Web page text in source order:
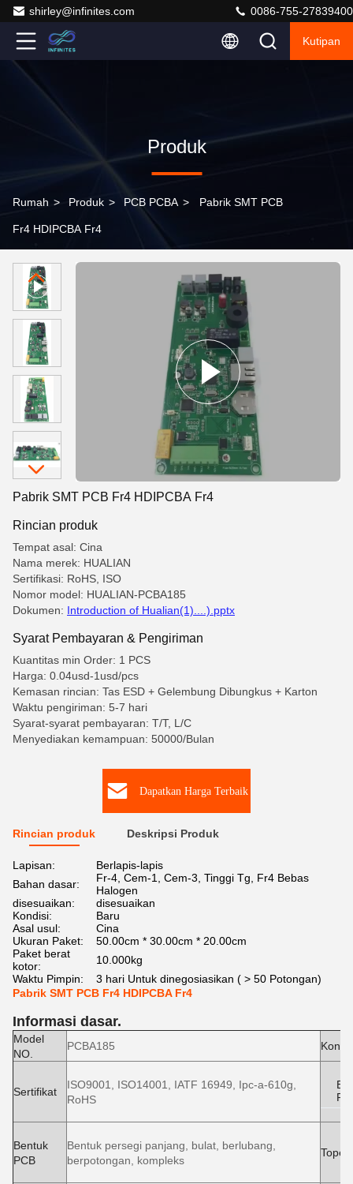
shirley@infinites.com 0086-755-27839400
Kutipan
Produk
Rumah > Produk > PCB PCBA > Pabrik SMT PCB
Fr4 HDIPCBA Fr4
Pabrik SMT PCB Fr4 HDIPCBA Fr4
Rincian produk
Tempat asal: Cina
Nama merek: HUALIAN
Sertifikasi: RoHS, ISO
Nomor model: HUALIAN-PCBA185
Dokumen: Introduction of Hualian(1)....).pptx
Syarat Pembayaran & Pengiriman
Kuantitas min Order: 1 PCS
Harga: 0.04usd-1usd/pcs
Kemasan rincian: Tas ESD + Gelembung Dibungkus + Karton
Waktu pengiriman: 5-7 hari
Syarat-syarat pembayaran: T/T, L/C
Menyediakan kemampuan: 50000/Bulan
Dapatkan Harga Terbaik
Rincian produk Deskripsi Produk
Lapisan:
Berlapis-lapis
Bahan dasar:
Fr-4, Cem-1, Cem-3, Tinggi Tg, Fr4 Bebas
Halogen
disesuaikan:
disesuaikan
Kondisi:
Baru
Asal usul:
Cina
Ukuran Paket:
50.00cm * 30.00cm * 20.00cm
Paket berat
kotor:
10.000kg
Waktu Pimpin:
3 hari Untuk dinegosiasikan ( > 50 Potongan)
Pabrik SMT PCB Fr4 HDIPCBA Fr4
Informasi dasar.
Model
NO.
PCBA185
Sertifikat
ISO9001, ISO14001, IATF 16949, Ipc-a-610g,
RoHS
Bentuk
PCB
Bentuk persegi panjang, bulat, berlubang,
berpotongan, kompleks